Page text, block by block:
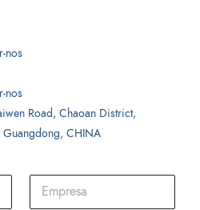
nos
nos
Road, Chaoan District,
CHINA